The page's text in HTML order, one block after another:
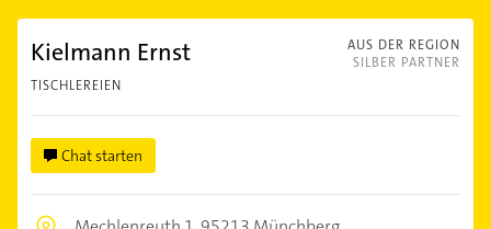
AUS DER REGION
SILBER PARTNER
Kielmann Ernst
TISCHLEREIEN
Chat starten